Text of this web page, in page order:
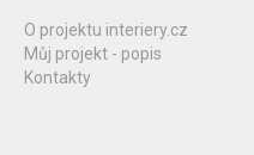
O projektu interiery.cz
Můj projekt - popis
Kontakty